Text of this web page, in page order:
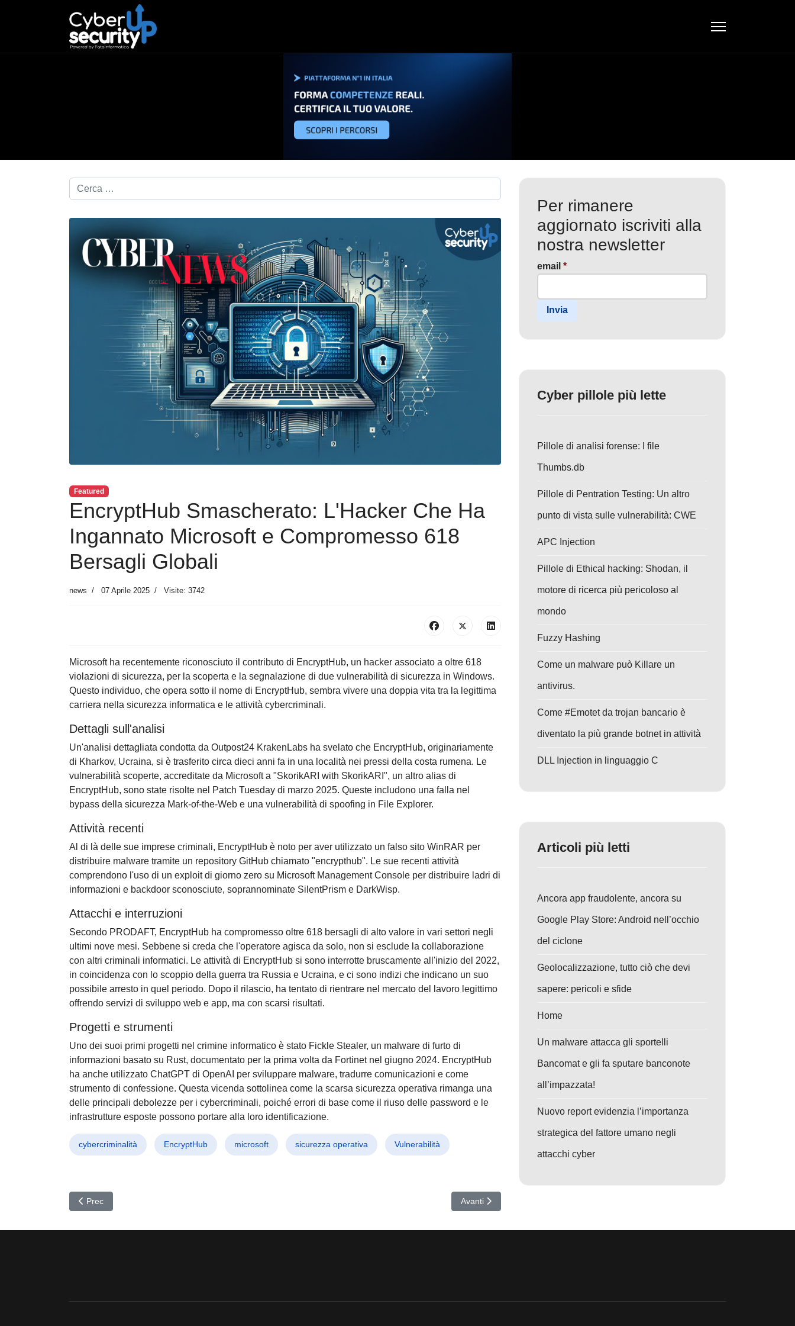
Cerca nel blog...
Featured
EncryptHub Smascherato: L'Hacker Che Ha
Ingannato Microsoft e Compromesso 618
Bersagli Globali
news 07 Aprile 2025 Visite: 3742
Microsoft ha recentemente riconosciuto il contributo di EncryptHub, un hacker associato a oltre 618
violazioni di sicurezza, per la scoperta e la segnalazione di due vulnerabilità di sicurezza in Windows.
Questo individuo, che opera sotto il nome di EncryptHub, sembra vivere una doppia vita tra la legittima
carriera nella sicurezza informatica e le attività cybercriminali.
Dettagli sull'analisi
Un'analisi dettagliata condotta da Outpost24 KrakenLabs ha svelato che EncryptHub, originariamente
di Kharkov, Ucraina, si è trasferito circa dieci anni fa in una località nei pressi della costa rumena. Le
vulnerabilità scoperte, accreditate da Microsoft a "SkorikARI with SkorikARI", un altro alias di
EncryptHub, sono state risolte nel Patch Tuesday di marzo 2025. Queste includono una falla nel
bypass della sicurezza Mark-of-the-Web e una vulnerabilità di spoofing in File Explorer.
Attività recenti
Al di là delle sue imprese criminali, EncryptHub è noto per aver utilizzato un falso sito WinRAR per
distribuire malware tramite un repository GitHub chiamato "encrypthub". Le sue recenti attività
comprendono l'uso di un exploit di giorno zero su Microsoft Management Console per distribuire ladri di
informazioni e backdoor sconosciute, soprannominate SilentPrism e DarkWisp.
Attacchi e interruzioni
Secondo PRODAFT, EncryptHub ha compromesso oltre 618 bersagli di alto valore in vari settori negli
ultimi nove mesi. Sebbene si creda che l'operatore agisca da solo, non si esclude la collaborazione
con altri criminali informatici. Le attività di EncryptHub si sono interrotte bruscamente all'inizio del 2022,
in coincidenza con lo scoppio della guerra tra Russia e Ucraina, e ci sono indizi che indicano un suo
possibile arresto in quel periodo. Dopo il rilascio, ha tentato di rientrare nel mercato del lavoro legittimo
offrendo servizi di sviluppo web e app, ma con scarsi risultati.
Progetti e strumenti
Uno dei suoi primi progetti nel crimine informatico è stato Fickle Stealer, un malware di furto di
informazioni basato su Rust, documentato per la prima volta da Fortinet nel giugno 2024. EncryptHub
ha anche utilizzato ChatGPT di OpenAI per sviluppare malware, tradurre comunicazioni e come
strumento di confessione. Questa vicenda sottolinea come la scarsa sicurezza operativa rimanga una
delle principali debolezze per i cybercriminali, poiché errori di base come il riuso delle password e le
infrastrutture esposte possono portare alla loro identificazione.
cybercriminalità EncryptHub microsoft sicurezza operativa Vulnerabilità
Articolo precedente: Attacco alla Supply Chain di GitHub: Rubato Token di Accesso e Compromessi Repository di SpotBugs e Reviewdog
Prec Articolo successivo: Cyberminacce nelle Università: Strategie di Difesa Essenziali per
Avanti
Per rimanere
aggiornato iscriviti alla
nostra newsletter
email *
Invia
Cyber pillole più lette
Pillole di analisi forense: I file
Thumbs.db
Pillole di Pentration Testing: Un altro
punto di vista sulle vulnerabilità: CWE
APC Injection
Pillole di Ethical hacking: Shodan, il
motore di ricerca più pericoloso al
mondo
Fuzzy Hashing
Come un malware può Killare un
antivirus.
Come #Emotet da trojan bancario è
diventato la più grande botnet in attività
DLL Injection in linguaggio C
Articoli più letti
Ancora app fraudolente, ancora su
Google Play Store: Android nell’occhio
del ciclone
Geolocalizzazione, tutto ciò che devi
sapere: pericoli e sfide
Home
Un malware attacca gli sportelli
Bancomat e gli fa sputare banconote
all’impazzata!
Nuovo report evidenzia l’importanza
strategica del fattore umano negli
attacchi cyber